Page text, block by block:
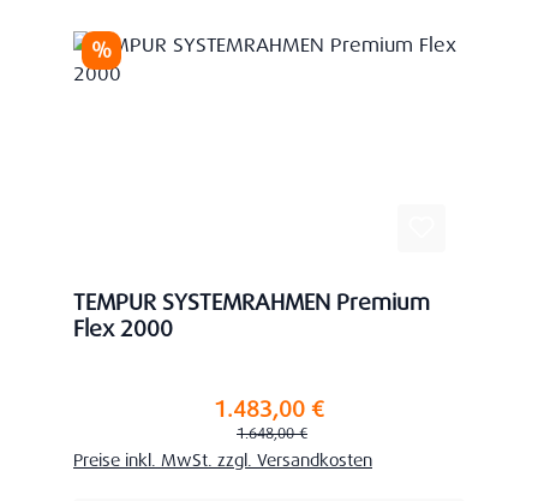
Rabatt
%
TEMPUR SYSTEMRAHMEN Premium
Flex 2000
Verkaufspreis:1.483,00 €
Regulärer Preis:
1.648,00 €
Preise inkl. MwSt. zzgl. Versandkosten